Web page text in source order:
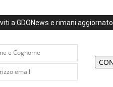
a GDONews e rimani aggiornato